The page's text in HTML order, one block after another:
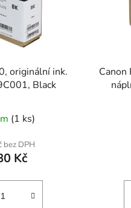
originální ink.
Black
(1 ks)
bez DPH
Kč